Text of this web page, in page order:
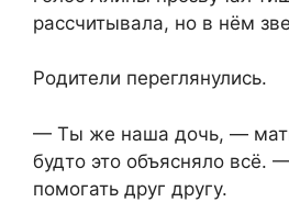
рассчитывала, но в нём
Родители переглянулись.
— Ты же наша дочь, — мать
будто это объясняло всё.
помогать друг другу.